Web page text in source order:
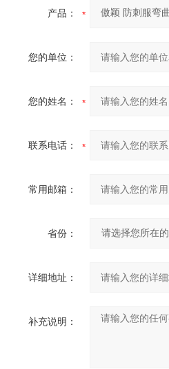
产品：
您的单位：
您的姓名：
联系电话：
常用邮箱：
省份：
详细地址：
补充说明：